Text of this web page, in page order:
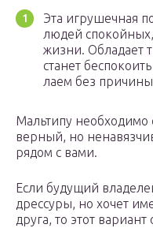
Эта игрушечная
людей
жизни. Обладает
станет
лаем без
Мальтипу необходимо
верный, но
рядом с вами.
Если будущий
дрессуры, но хочет
друга, то этот